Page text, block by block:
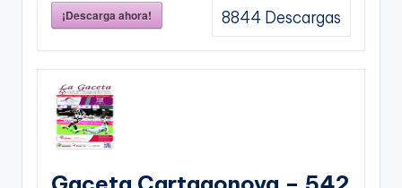
¡Descarga ahora! 8844 Descargas